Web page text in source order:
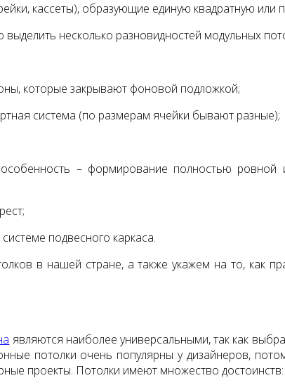
кассеты), образующие единую квадратную или
несколько разновидностей модульных
которые закрывают фоновой подложкой;
система (по размерам ячейки бывают разные);
– формирование полностью ровной
подвесного каркаса.
в нашей стране, а также укажем на то, как
являются наиболее универсальными, так как
потолки очень популярны у дизайнеров,
проекты. Потолки имеют множество достоинств: